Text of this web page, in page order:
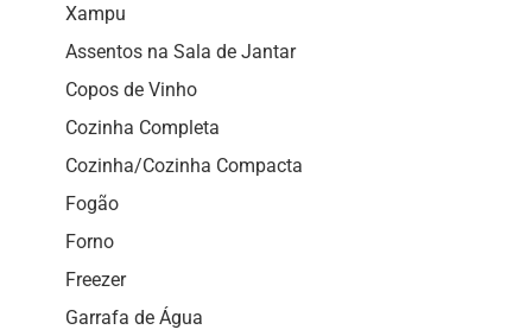
Xampu
Assentos na Sala de Jantar
Copos de Vinho
Cozinha Completa
Cozinha/Cozinha Compacta
Fogão
Forno
Freezer
Garrafa de Água